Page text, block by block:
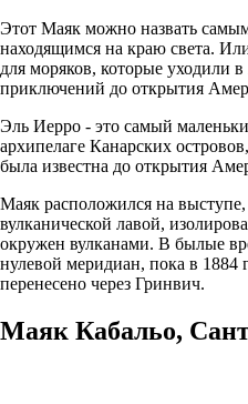
Этот Маяк можно назвать
находящимся на краю света.
для моряков, которые уходили
приключений до открытия
Эль Иерро - это самый
архипелаге Канарских
была известна до открытия
Маяк расположился на
вулканической лавой,
окружен вулканами. В былые
нулевой меридиан, пока в 1884
перенесено через Гринвич.
Маяк Кабальо,